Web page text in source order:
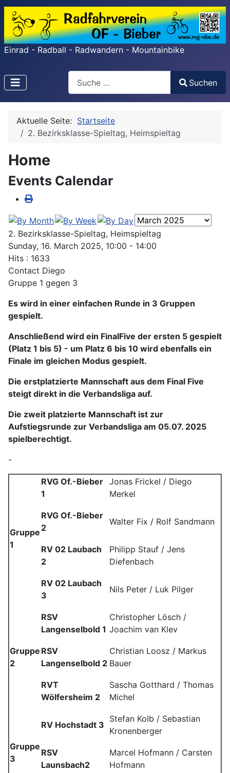
Einrad - Radball - Radwandern - Mountainbike
Search
Type 2 or more characters for results.
Suchen
Aktuelle Seite: Startseite
2. Bezirksklasse-Spieltag, Heimspieltag
Home
Events Calendar
2. Bezirksklasse-Spieltag, Heimspieltag
Sunday, 16. March 2025, 10:00 - 14:00
Hits : 1633
Contact Diego
Gruppe 1 gegen 3
Es wird in einer einfachen Runde in 3 Gruppen
gespielt.
Anschließend wird ein FinalFive der ersten 5 gespielt
(Platz 1 bis 5) - um Platz 6 bis 10 wird ebenfalls ein
Finale im gleichen Modus gespielt.
Die erstplatzierte Mannschaft aus dem Final Five
steigt direkt in die Verbandsliga auf.
Die zweit platzierte Mannschaft ist zur
Aufstiegsrunde zur Verbandsliga am 05.07. 2025
spielberechtigt.
-
Gruppe
1
RVG Of.-Bieber
1
Jonas Frickel / Diego
Merkel
RVG Of.-Bieber
2
Walter Fix / Rolf Sandmann
RV 02 Laubach
2
Philipp Stauf / Jens
Diefenbach
RV 02 Laubach
3
Nils Peter / Luk Pilger
Gruppe
2
RSV
Langenselbold 1
Christopher Lösch /
Joachim van Klev
RSV
Langenselbold 2
Christian Loosz / Markus
Bauer
RVT
Wölfersheim 2
Sascha Gotthard / Thomas
Michel
Gruppe
3
RV Hochstadt 3
Stefan Kolb / Sebastian
Kronenberger
RSV
Launsbach2
Marcel Hofmann / Carsten
Hofmann